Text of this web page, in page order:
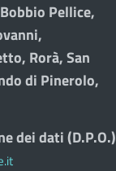
Pellice,
Rorà, San
di Pinerolo,
dei dati (D.P.O.)